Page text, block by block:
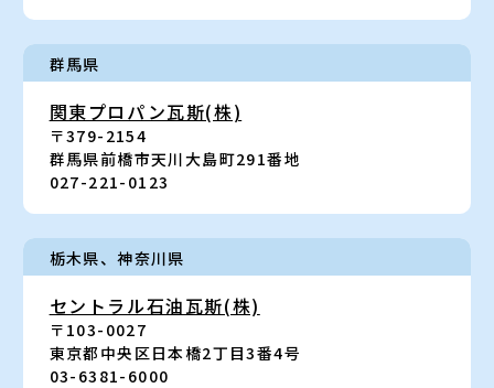
群馬県
関東プロパン瓦斯(株)
〒379-2154
群馬県前橋市天川大島町291番地
027-221-0123
栃木県、神奈川県
セントラル石油瓦斯(株)
〒103-0027
東京都中央区日本橋2丁目3番4号
03-6381-6000